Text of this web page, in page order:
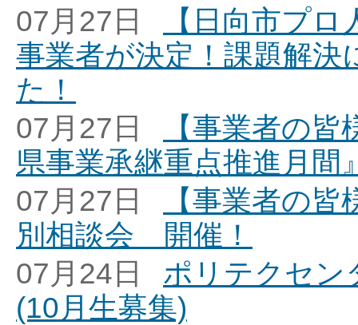
07月27日
【日向市プ
事業者が決定！課題解
た！
07月27日
【事業者の
県事業承継重点推進月間
07月27日
【事業者の
別相談会 開催！
07月24日
ポリテクセン
(10月生募集)